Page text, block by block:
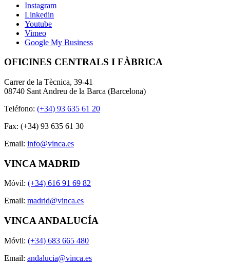
Instagram
Linkedin
Youtube
Vimeo
Google My Business
OFICINES CENTRALS I FÀBRICA
Carrer de la Tècnica, 39-41
08740 Sant Andreu de la Barca (Barcelona)
Teléfono: (+34) 93 635 61 20
Fax: (+34) 93 635 61 30
Email: info@vinca.es
VINCA MADRID
Móvil: (+34) 616 91 69 82
Email: madrid@vinca.es
VINCA ANDALUCÍA
Móvil: (+34) 683 665 480
Email: andalucia@vinca.es